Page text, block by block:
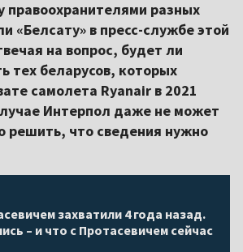
разных
«Белсату» в пресс-службе этой
на вопрос, будет ли
тех беларусов, которых
самолета Ryanair в 2021
Интерпол даже не может
решить, что сведения нужно
захватили 4 года назад.
– и что с Протасевичем сейчас